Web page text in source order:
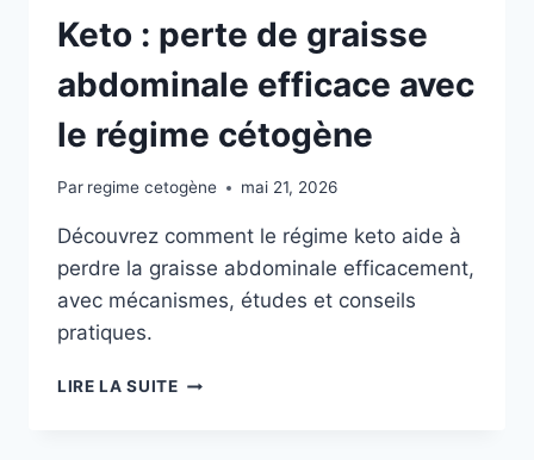
Keto : perte de graisse
abdominale efficace avec
le régime cétogène
Par regime cetogène mai 21, 2026
Découvrez comment le régime keto aide à
perdre la graisse abdominale efficacement,
avec mécanismes, études et conseils
pratiques.
LIRE LA SUITEKETO